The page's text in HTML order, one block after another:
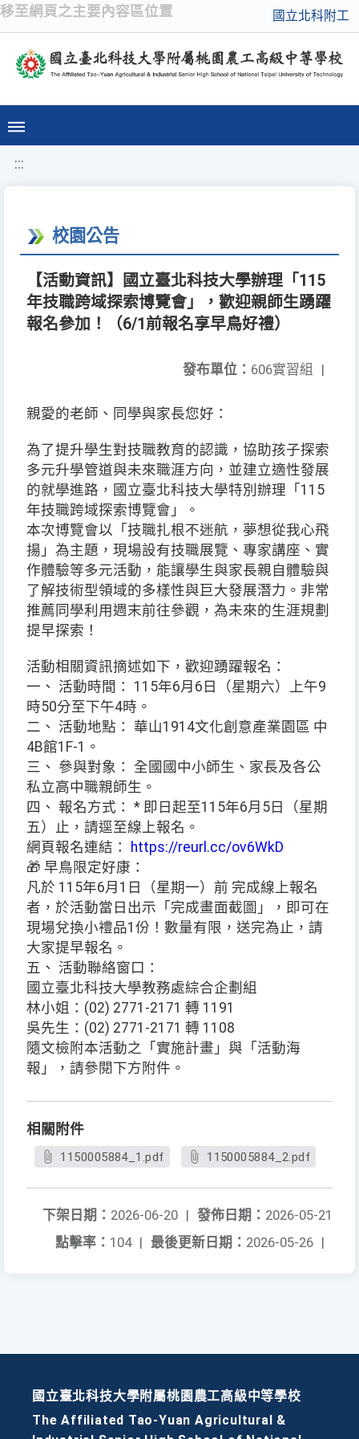
移至網頁之主要內容區位置 國立北科附工
:::
校園公告
【活動資訊】國立臺北科技大學辦理「115
年技職跨域探索博覽會」，歡迎親師生踴躍
報名參加！（6/1前報名享早鳥好禮）
發布單位： 606實習組 |
親愛的老師、同學與家長您好：
為了提升學生對技職教育的認識，協助孩子探索
多元升學管道與未來職涯方向，並建立適性發展
的就學進路，國立臺北科技大學特別辦理「115
年技職跨域探索博覽會」。
本次博覽會以「技職扎根不迷航，夢想從我心飛
揚」為主題，現場設有技職展覽、專家講座、實
作體驗等多元活動，能讓學生與家長親自體驗與
了解技術型領域的多樣性與巨大發展潛力。非常
推薦同學利用週末前往參觀，為未來的生涯規劃
提早探索！
活動相關資訊摘述如下，歡迎踴躍報名：
一、 活動時間： 115年6月6日（星期六）上午9
時50分至下午4時。
二、 活動地點： 華山1914文化創意產業園區 中
4B館1F-1。
三、 參與對象： 全國國中小師生、家長及各公
私立高中職親師生。
四、 報名方式： * 即日起至115年6月5日（星期
五）止，請逕至線上報名。
網頁報名連結： https://reurl.cc/ov6WkD
🎁 早鳥限定好康：
凡於 115年6月1日（星期一）前 完成線上報名
者，於活動當日出示「完成畫面截圖」，即可在
現場兌換小禮品1份！數量有限，送完為止，請
大家提早報名。
五、 活動聯絡窗口：
國立臺北科技大學教務處綜合企劃組
林小姐：(02) 2771-2171 轉 1191
吳先生：(02) 2771-2171 轉 1108
隨文檢附本活動之「實施計畫」與「活動海
報」，請參閱下方附件。
相關附件
1150005884_1.pdf 1150005884_2.pdf
發佈日期： 2026-05-21
下架日期： 2026-06-20 |
最後更新日期： 2026-05-26 |
點擊率： 104 |
國立臺北科技大學附屬桃園農工高級中等學校
The Affiliated Tao-Yuan Agricultural &